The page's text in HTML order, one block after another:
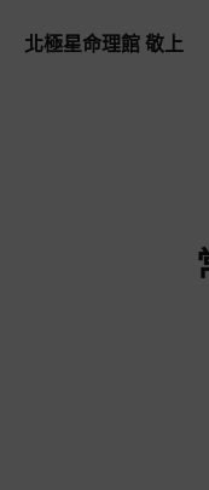
北極星命理館 敬上